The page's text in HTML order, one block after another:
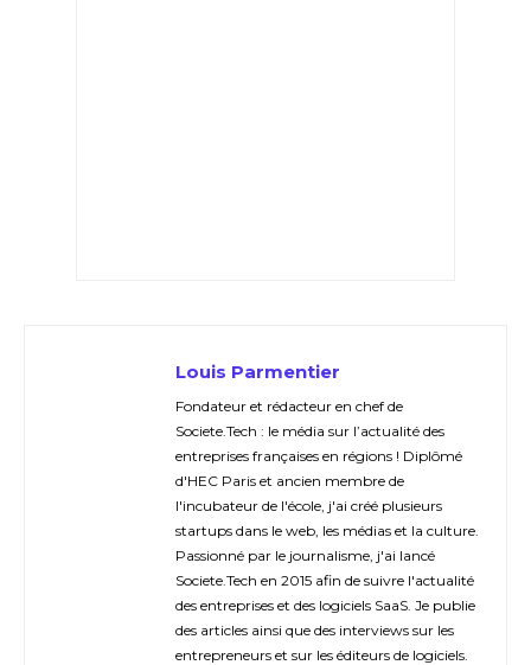
Louis Parmentier
Fondateur et rédacteur en chef de
Societe.Tech : le média sur l’actualité des
entreprises françaises en régions ! Diplômé
d'HEC Paris et ancien membre de
l'incubateur de l'école, j'ai créé plusieurs
startups dans le web, les médias et la culture.
Passionné par le journalisme, j'ai lancé
Societe.Tech en 2015 afin de suivre l'actualité
des entreprises et des logiciels SaaS. Je publie
des articles ainsi que des interviews sur les
entrepreneurs et sur les éditeurs de logiciels.